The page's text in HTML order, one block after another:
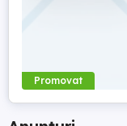
Promovat